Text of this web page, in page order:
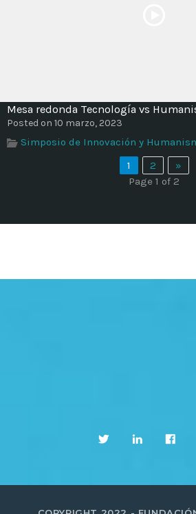
Mesa redonda Tecnología vs
Posted on 10 marzo, 2023
Simposio de Innovación y
1
2
»
Page 1 of 2